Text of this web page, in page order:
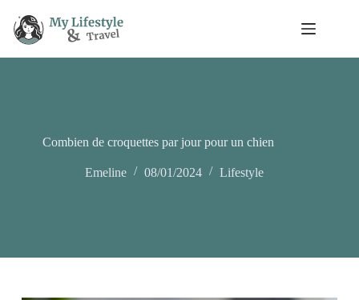
contenu
Combien de croquettes par jour pour un chien
Emeline 08/01/2024 Lifestyle